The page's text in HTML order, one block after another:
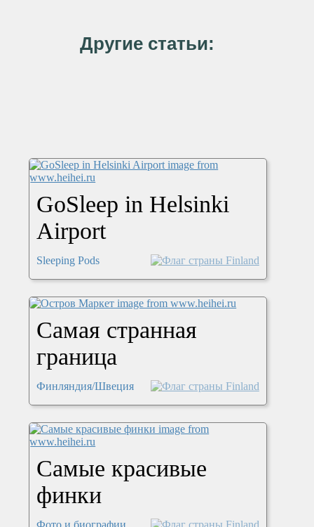
Другие статьи:
GoSleep in Helsinki
Airport
Sleeping Pods
Самая странная
граница
Финляндия/Швеция
Самые красивые
финки
Фото и биографии